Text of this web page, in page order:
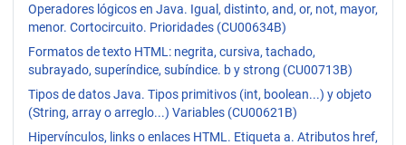
Operadores lógicos en Java. Igual, distinto, and, or, not, mayor,
menor. Cortocircuito. Prioridades (CU00634B)
Formatos de texto HTML: negrita, cursiva, tachado,
subrayado, superíndice, subíndice. b y strong (CU00713B)
Tipos de datos Java. Tipos primitivos (int, boolean...) y objeto
(String, array o arreglo...) Variables (CU00621B)
Hipervínculos, links o enlaces HTML. Etiqueta a. Atributos href,